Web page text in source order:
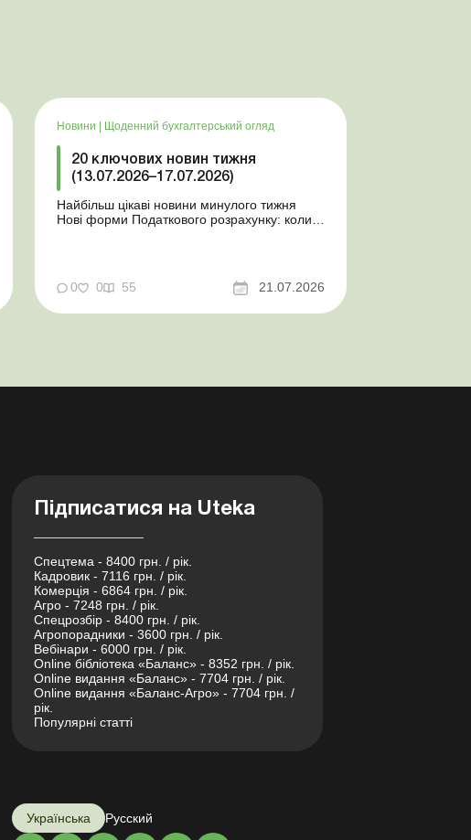
Новини Щоденний бухгалтерський огляд
20 ключових новин тижня
(13.07.2026–17.07.2026)
Найбільш цікаві новини минулого тижня
Нові форми Податкового розрахунку: коли
Координаційний центр з організації
0 0 55 21.07.2026
Підписатися на Uteka
Спецтема - 8400 грн. / рік.
Кадровик - 7116 грн. / рік.
Комерція - 6864 грн. / рік.
Агро - 7248 грн. / рік.
Спецрозбір - 8400 грн. / рік.
Агропорадники - 3600 грн. / рік.
Вебінари - 6000 грн. / рік.
Online бібліотека «Баланс» - 8352 грн. / рік.
Online видання «Баланс» - 7704 грн. / рік.
Online видання «Баланс-Агро» - 7704 грн. /
рік.
Популярні статті
Українська Русский